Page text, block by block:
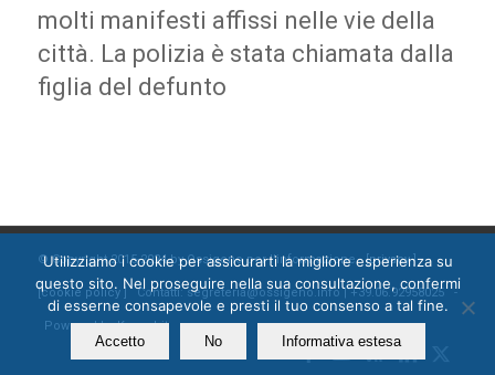
molti manifesti affissi nelle vie della
città. La polizia è stata chiamata dalla
figlia del defunto
© Copyright 2015-2024 by Ossigeno per l'informazione [privacy]
[cookie policy ] Contatti: segreteria@ossigeno.info | +39.06.92958025 -
Powered byKappabit
Utilizziamo i cookie per assicurarti la migliore esperienza su
questo sito. Nel proseguire nella sua consultazione, confermi
di esserne consapevole e presti il tuo consenso a tal fine.
Accetto No Informativa estesa